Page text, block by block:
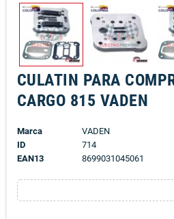
CULATIN PARA
CARGO 815 VADEN
Marca
VADEN
ID
714
EAN13
8699031045061